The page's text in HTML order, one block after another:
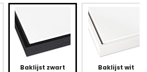
Baklijst zwart Baklijst wit